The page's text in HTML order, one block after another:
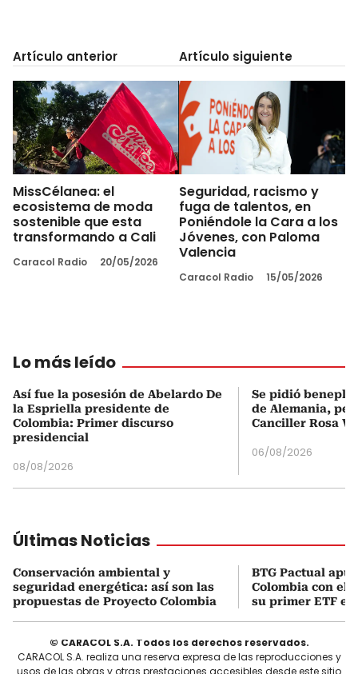
Artículo anterior
MissCélanea: el
ecosistema de moda
sostenible que esta
transformando a Cali
Caracol Radio 20/05/2026
Artículo siguiente
Seguridad, racismo y
fuga de talentos, en
Poniéndole la Cara a los
Jóvenes, con Paloma
Valencia
Caracol Radio 15/05/2026
Lo más leído
Así fue la posesión de Abelardo De
la Espriella presidente de
Colombia: Primer discurso
presidencial
08/08/2026
Se pidió
de Alemania,
Canciller Rosa
06/08/2026
Últimas Noticias
Conservación ambiental y
seguridad energética: así son las
propuestas de Proyecto Colombia
BTG Pactual
Colombia con el
su primer ETF
© CARACOL S.A. Todos los derechos reservados.
CARACOL S.A. realiza una reserva expresa de las reproducciones y
usos de las obras y otras prestaciones accesibles desde este sitio